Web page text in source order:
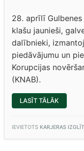
28. aprīlī Gulbenes
klašu jaunieši,
dalībnieki,
piedāvājumu un
Korupcijas
(KNAB).
LASĪT TĀLĀK
KNAB”
IEVIETOTS KARJERAS